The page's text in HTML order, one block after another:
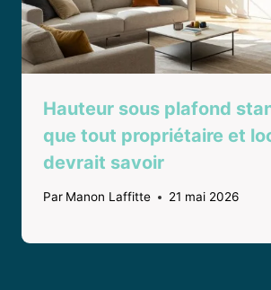
Hauteur sous plafond
que tout propriétaire et
devrait savoir
Par Manon Laffitte 21 mai 2026